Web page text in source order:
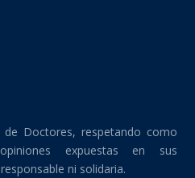
de Doctores, respetando como
expuestas en sus
ni solidaria.